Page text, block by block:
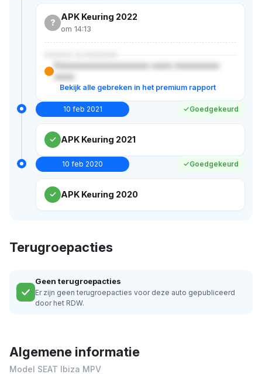
?
APK Keuring 2022
om 14:13
XXXXX & XXXXXX
Xxxxxxxxxxxxxxxxxxxxxxx xxxxx xxxxxxxxxxx
Bekijk alle gebreken in het premium rapport
10 feb 2021 Goedgekeurd
APK Keuring 2021
10 feb 2020 Goedgekeurd
APK Keuring 2020
Terugroepacties
Geen terugroepacties
Er zijn geen terugroepacties voor deze auto gepubliceerd
door het RDW.
Algemene informatie
Model SEAT Ibiza MPV